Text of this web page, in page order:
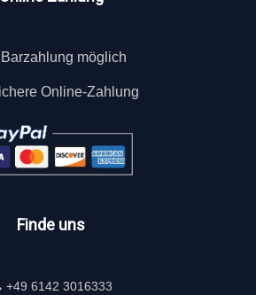
Barzahlung möglich
Online-Zahlung
Finde uns
+49 6142 3016333